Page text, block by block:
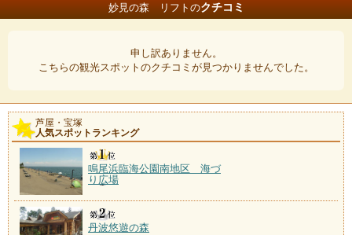
妙見の森 リフトのクチコミ
申し訳ありません。
こちらの観光スポットのクチコミが見つかりませんでした。
芦屋・宝塚
人気スポットランキング
鳴尾浜臨海公園南地区 海づ
り広場
丹波悠遊の森